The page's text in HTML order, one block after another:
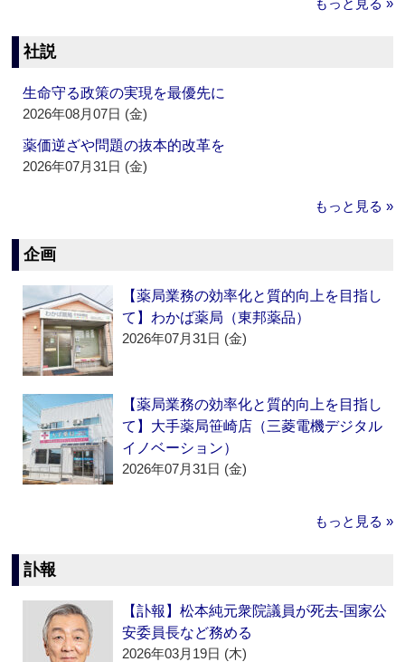
もっと見る »
社説
生命守る政策の実現を最優先に
2026年08月07日 (金)
薬価逆ざや問題の抜本的改革を
2026年07月31日 (金)
もっと見る »
企画
【薬局業務の効率化と質的向上を目指し
て】わかば薬局（東邦薬品）
2026年07月31日 (金)
【薬局業務の効率化と質的向上を目指し
て】大手薬局笹崎店（三菱電機デジタル
イノベーション）
2026年07月31日 (金)
もっと見る »
訃報
【訃報】松本純元衆院議員が死去‐国家公
安委員長など務める
2026年03月19日 (木)